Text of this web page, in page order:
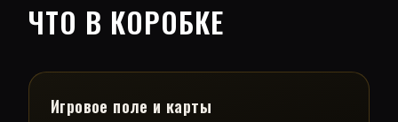
ЧТО В КОРОБКЕ
Игровое поле и карты